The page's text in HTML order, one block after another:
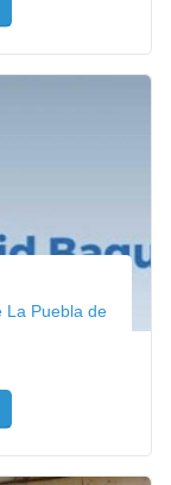
La Puebla de